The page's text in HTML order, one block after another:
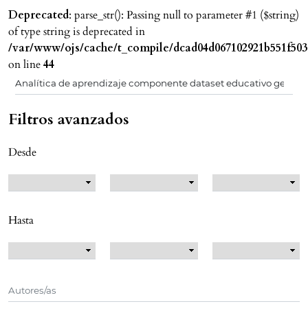
Deprecated: parse_str(): Passing null to parameter #1 ($string)
of type string is deprecated in
/var/www/ojs/cache/t_compile/
on line44
Filtros avanzados
Desde
Hasta